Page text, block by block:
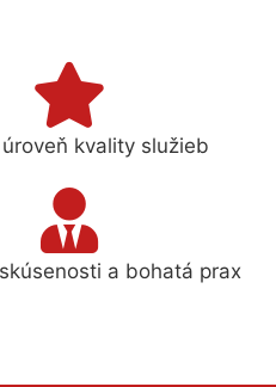
kvality služieb
a bohatá prax